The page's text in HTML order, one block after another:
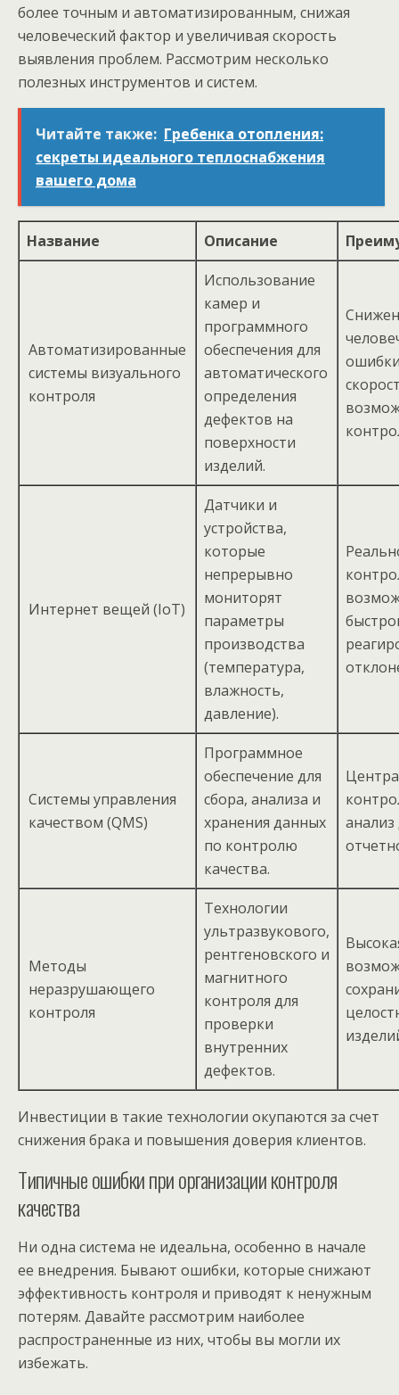
более точным и автоматизированным, снижая
человеческий фактор и увеличивая скорость
выявления проблем. Рассмотрим несколько
полезных инструментов и систем.
Читайте также: Гребенка отопления:
секреты идеального теплоснабжения
вашего дома
Название Описание
Автоматизированные
системы визуального
контроля
Использование
камер и
программного
обеспечения для
автоматического
определения
дефектов на
поверхности
изделий.
Интернет вещей (IoT)
Датчики и
устройства,
которые
непрерывно
мониторят
параметры
производства
(температура,
влажность,
давление).
Системы управления
качеством (QMS)
Программное
обеспечение для
сбора, анализа и
хранения данных
по контролю
качества.
Методы
неразрушающего
контроля
Технологии
ультразвукового,
рентгеновского и
магнитного
контроля для
проверки
внутренних
дефектов.
Инвестиции в такие технологии окупаются за счет
снижения брака и повышения доверия клиентов.
Типичные ошибки при организации контроля
качества
Ни одна система не идеальна, особенно в начале
ее внедрения. Бывают ошибки, которые снижают
эффективность контроля и приводят к ненужным
потерям. Давайте рассмотрим наиболее
распространенные из них, чтобы вы могли их
избежать.